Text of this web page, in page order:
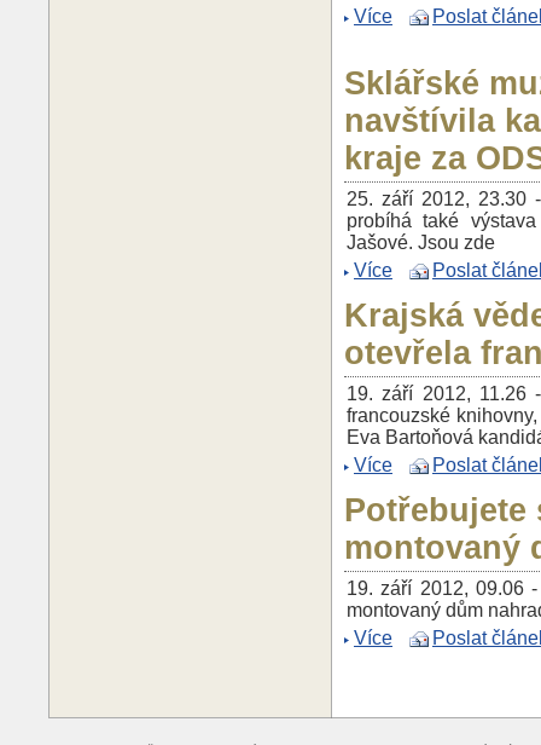
Více
Poslat
Sklářské
navštívila
kraje za
25. září 2012, 23.30
probíhá také
Jašové. Jsou zde
Více
Poslat
Krajská
otevřela
19. září 2012, 11.26
francouzské
Eva Bartoňová
Více
Poslat
Potřebujete
montovaný
19. září 2012, 09.06
montovaný dům
Více
Poslat